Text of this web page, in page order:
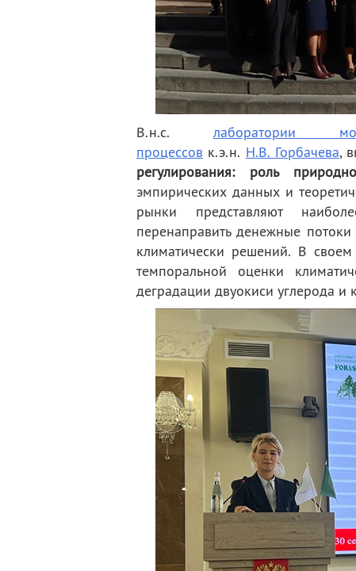
В.н.с. лаборатории
процессов к.э.н. Н.В. Горбачева,
регулирования: роль
эмпирических данных и
рынки представляют
перенаправить денежные
климатически решений. В
темпоральной оценки
деградации двуокиси углерода и